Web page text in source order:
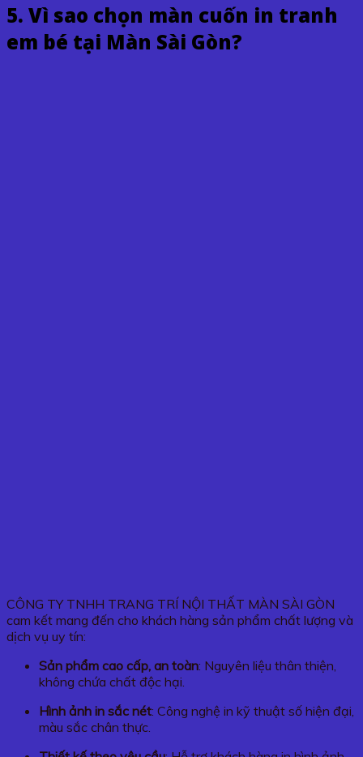
5. Vì sao chọn màn cuốn in tranh
em bé tại Màn Sài Gòn?
CÔNG TY TNHH TRANG TRÍ NỘI THẤT MÀN SÀI GÒN
cam kết mang đến cho khách hàng sản phẩm chất lượng và
dịch vụ uy tín:
Sản phẩm cao cấp, an toàn: Nguyên liệu thân thiện,
không chứa chất độc hại.
Hình ảnh in sắc nét: Công nghệ in kỹ thuật số hiện đại,
màu sắc chân thực.